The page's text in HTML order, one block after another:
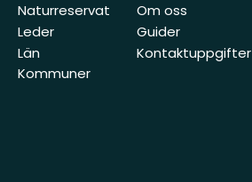
Naturreservat
Leder
Län
Kommuner
Om oss
Guider
Kontaktuppgifter